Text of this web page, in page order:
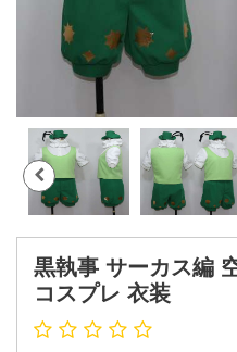
黒執事 サーカス編
コスプレ 衣装